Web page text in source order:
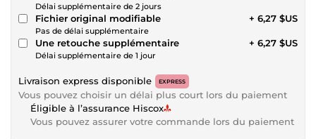
Délai supplémentaire de 2 jours
Fichier original modifiable
Pas de délai supplémentaire
+ 6,27 $US
Une retouche supplémentaire
Délai supplémentaire de 1 jour
+ 6,27 $US
Livraison express disponible EXPRESS
Vous pouvez choisir un délai plus court lors du paiement
Éligible à l’assurance Hiscox
Vous pouvez assurer votre commande lors du paiement